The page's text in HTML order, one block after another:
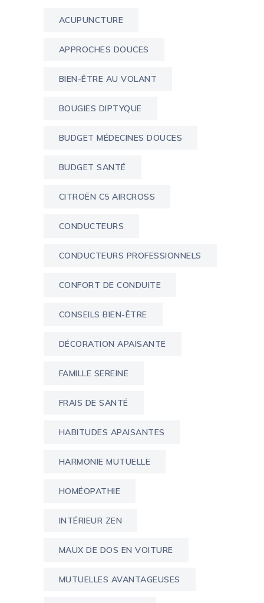
ACUPUNCTURE
APPROCHES DOUCES
BIEN-ÊTRE AU VOLANT
BOUGIES DIPTYQUE
BUDGET MÉDECINES DOUCES
BUDGET SANTÉ
CITROËN C5 AIRCROSS
CONDUCTEURS
CONDUCTEURS PROFESSIONNELS
CONFORT DE CONDUITE
CONSEILS BIEN-ÊTRE
DÉCORATION APAISANTE
FAMILLE SEREINE
FRAIS DE SANTÉ
HABITUDES APAISANTES
HARMONIE MUTUELLE
HOMÉOPATHIE
INTÉRIEUR ZEN
MAUX DE DOS EN VOITURE
MUTUELLES AVANTAGEUSES